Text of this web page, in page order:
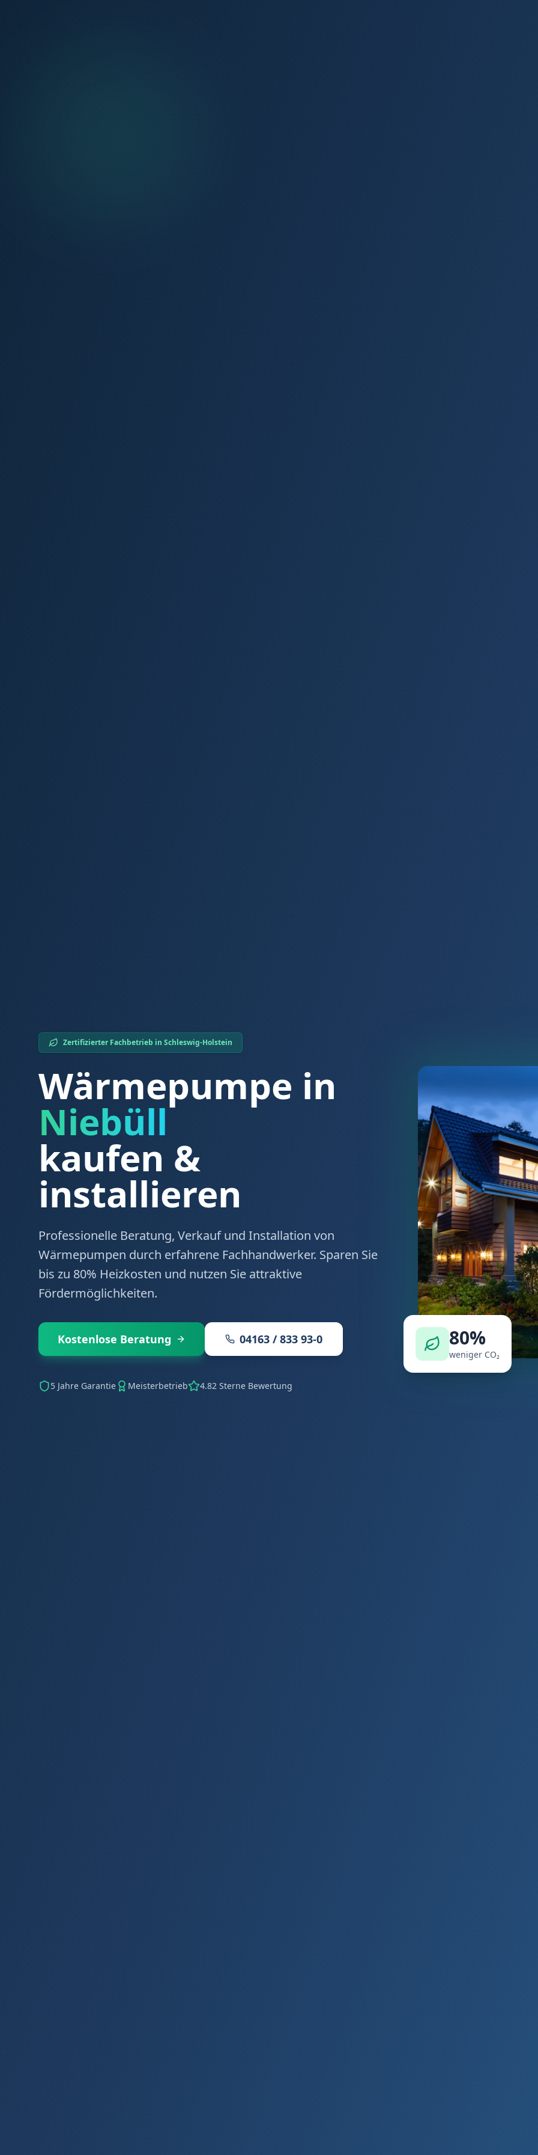
Zertifizierter Fachbetrieb in Schleswig-Holstein
Wärmepumpe in
Niebüll
kaufen &
installieren
Professionelle Beratung, Verkauf und Installation von
Wärmepumpen durch erfahrene Fachhandwerker. Sparen Sie
bis zu 80% Heizkosten und nutzen Sie attraktive
Fördermöglichkeiten.
Kostenlose Beratung 04163 / 833 93-0
5 Jahre Garantie Meisterbetrieb 4.82 Sterne Bewertung
80%
weniger CO₂